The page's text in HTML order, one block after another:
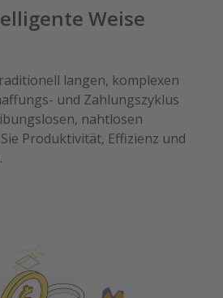
Weise
langen, komplexen
und Zahlungszyklus
nahtlosen
Produktivität, Effizienz und